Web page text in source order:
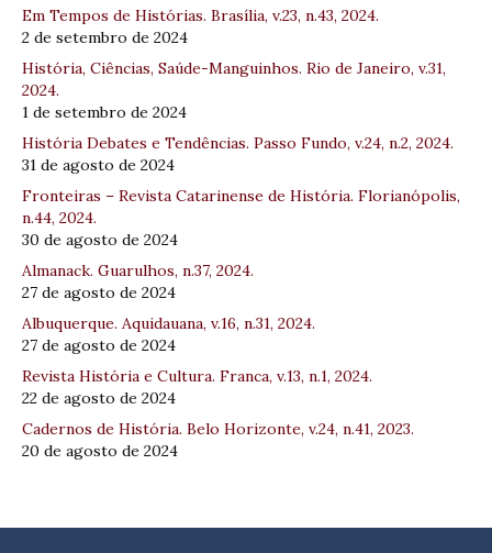
Em Tempos de Histórias. Brasília, v.23, n.43, 2024.
2 de setembro de 2024
História, Ciências, Saúde-Manguinhos. Rio de Janeiro, v.31,
2024.
1 de setembro de 2024
História Debates e Tendências. Passo Fundo, v.24, n.2, 2024.
31 de agosto de 2024
Fronteiras – Revista Catarinense de História. Florianópolis,
n.44, 2024.
30 de agosto de 2024
Almanack. Guarulhos, n.37, 2024.
27 de agosto de 2024
Albuquerque. Aquidauana, v.16, n.31, 2024.
27 de agosto de 2024
Revista História e Cultura. Franca, v.13, n.1, 2024.
22 de agosto de 2024
Cadernos de História. Belo Horizonte, v.24, n.41, 2023.
20 de agosto de 2024